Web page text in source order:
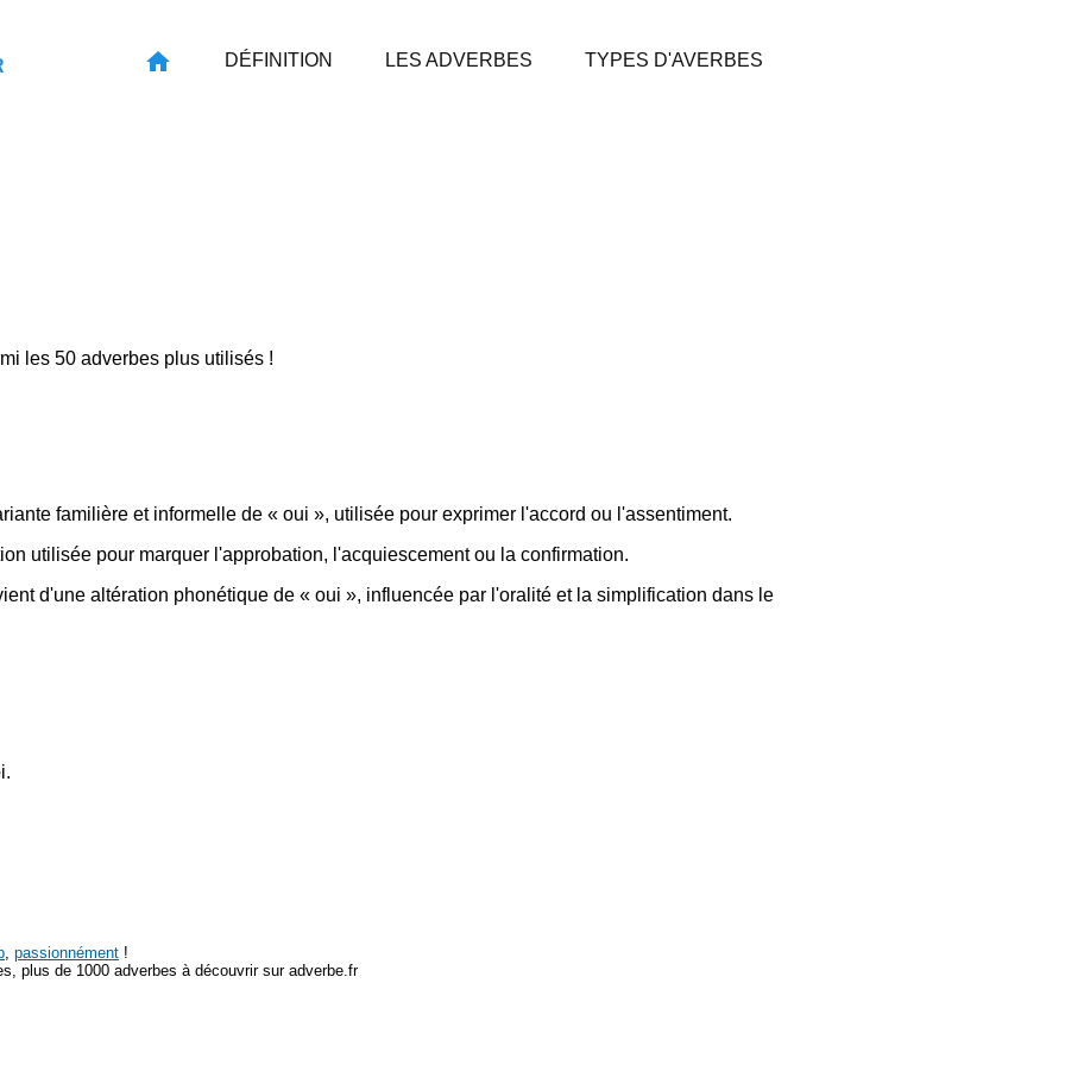
DÉFINITION LES ADVERBES TYPES D'AVERBES
les 50 adverbes plus utilisés !
familière et informelle de « oui », utilisée pour exprimer l'accord ou l'assentiment.
utilisée pour marquer l'approbation, l'acquiescement ou la confirmation.
d'une altération phonétique de « oui », influencée par l'oralité et la simplification dans le
, passionnément !
plus de 1000 adverbes à découvrir sur adverbe.fr